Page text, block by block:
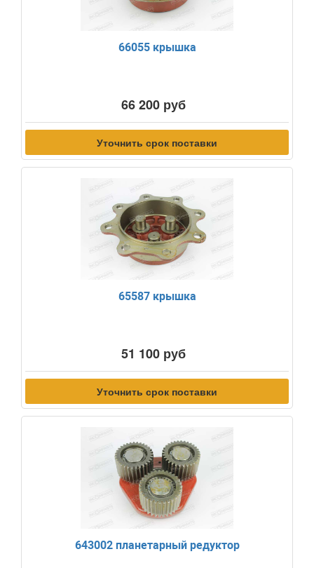
66055 крышка
66 200 руб
Уточнить срок поставки
65587 крышка
51 100 руб
Уточнить срок поставки
643002 планетарный редуктор